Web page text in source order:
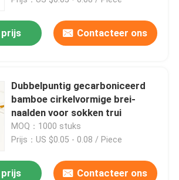
Contacteer ons
Dubbelpuntig gecarboniceerd
bamboe cirkelvormige brei-
naalden voor sokken trui
MOQ：1000 stuks
Prijs：US $0.05 - 0.08 / Piece
Contacteer ons